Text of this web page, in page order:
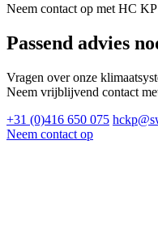
Neem contact op met HC
Passend advies
Vragen over onze
Neem vrijblijvend contact
+31 (0)416 650 075
Neem contact op